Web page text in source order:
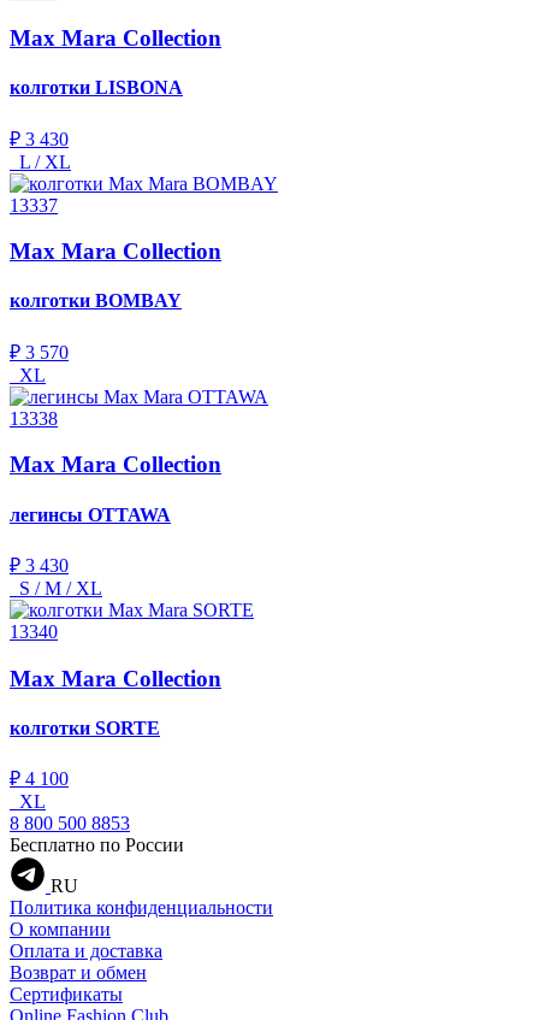
Max Mara Collection
колготки LISBONA
₽ 3 430
L / XL
13337
Max Mara Collection
колготки BOMBAY
₽ 3 570
XL
13338
Max Mara Collection
легинсы OTTAWA
₽ 3 430
S / M / XL
13340
Max Mara Collection
колготки SORTE
₽ 4 100
XL
8 800 500 8853
Бесплатно по России
RU
Политика конфиденциальности
О компании
Оплата и доставка
Возврат и обмен
Сертификаты